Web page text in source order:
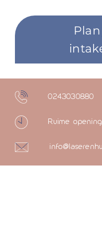
0243030880
Ruime